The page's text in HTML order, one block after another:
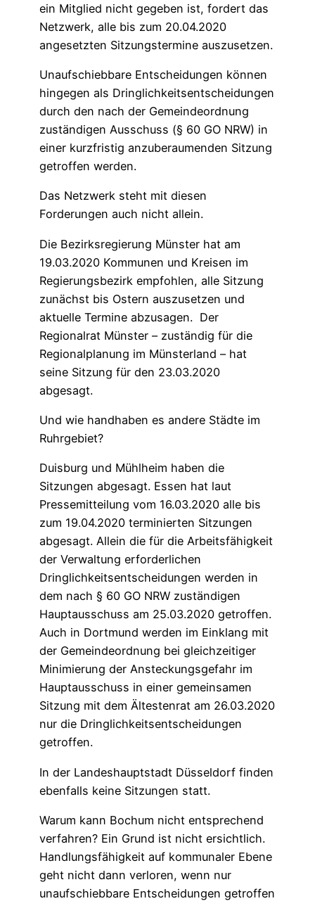
ein Mitglied nicht gegeben ist, fordert das
Netzwerk, alle bis zum 20.04.2020
angesetzten Sitzungstermine auszusetzen.
Unaufschiebbare Entscheidungen können
hingegen als Dringlichkeitsentscheidungen
durch den nach der Gemeindeordnung
zuständigen Ausschuss (§ 60 GO NRW) in
einer kurzfristig anzuberaumenden Sitzung
getroffen werden.
Das Netzwerk steht mit diesen
Forderungen auch nicht allein.
Die Bezirksregierung Münster hat am
19.03.2020 Kommunen und Kreisen im
Regierungsbezirk empfohlen, alle Sitzung
zunächst bis Ostern auszusetzen und
aktuelle Termine abzusagen. Der
Regionalrat Münster – zuständig für die
Regionalplanung im Münsterland – hat
seine Sitzung für den 23.03.2020
abgesagt.
Und wie handhaben es andere Städte im
Ruhrgebiet?
Duisburg und Mühlheim haben die
Sitzungen abgesagt. Essen hat laut
Pressemitteilung vom 16.03.2020 alle bis
zum 19.04.2020 terminierten Sitzungen
abgesagt. Allein die für die Arbeitsfähigkeit
der Verwaltung erforderlichen
Dringlichkeitsentscheidungen werden in
dem nach § 60 GO NRW zuständigen
Hauptausschuss am 25.03.2020 getroffen.
Auch in Dortmund werden im Einklang mit
der Gemeindeordnung bei gleichzeitiger
Minimierung der Ansteckungsgefahr im
Hauptausschuss in einer gemeinsamen
Sitzung mit dem Ältestenrat am 26.03.2020
nur die Dringlichkeitsentscheidungen
getroffen.
In der Landeshauptstadt Düsseldorf finden
ebenfalls keine Sitzungen statt.
Warum kann Bochum nicht entsprechend
verfahren? Ein Grund ist nicht ersichtlich.
Handlungsfähigkeit auf kommunaler Ebene
geht nicht dann verloren, wenn nur
unaufschiebbare Entscheidungen getroffen